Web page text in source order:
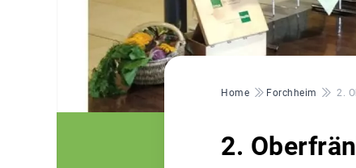
Pfadnavigation
Home Forchheim 2.
2.